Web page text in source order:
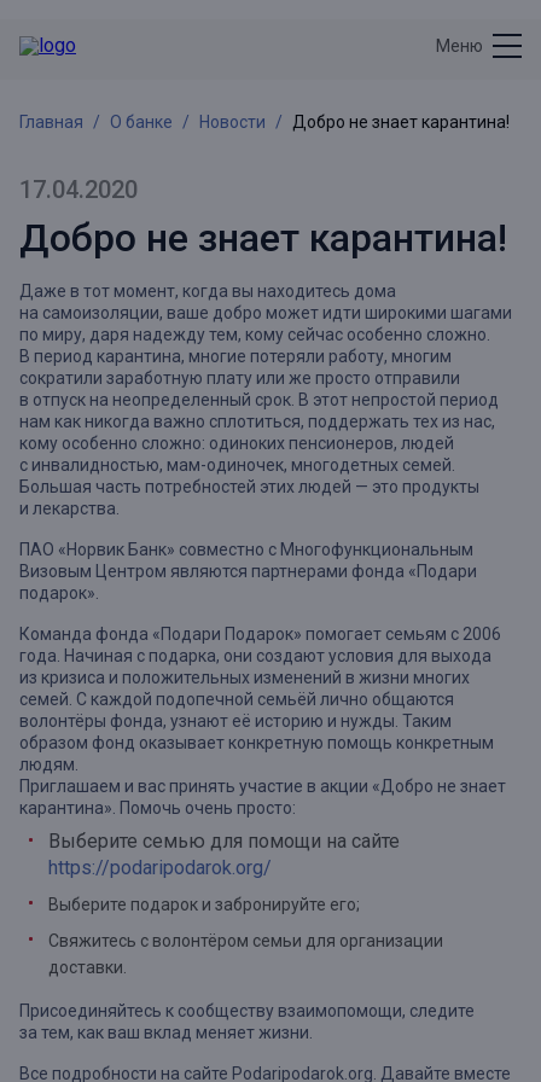
Меню
Главная О банке Новости Добро не знает карантина!
17.04.2020
Добро не знает карантина!
Даже в тот момент, когда вы находитесь дома
на самоизоляции, ваше добро может идти широкими шагами
по миру, даря надежду тем, кому сейчас особенно сложно.
В период карантина, многие потеряли работу, многим
сократили заработную плату или же просто отправили
в отпуск на неопределенный срок. В этот непростой период
нам как никогда важно сплотиться, поддержать тех из нас,
кому особенно сложно: одиноких пенсионеров, людей
с инвалидностью, мам-одиночек, многодетных семей.
Большая часть потребностей этих людей — это продукты
и лекарства.
ПАО «Норвик Банк» совместно с Многофункциональным
Визовым Центром являются партнерами фонда «Подари
подарок».
Команда фонда «Подари Подарок» помогает семьям с 2006
года. Начиная с подарка, они создают условия для выхода
из кризиса и положительных изменений в жизни многих
семей. С каждой подопечной семьёй лично общаются
волонтёры фонда, узнают её историю и нужды. Таким
образом фонд оказывает конкретную помощь конкретным
людям.
Приглашаем и вас принять участие в акции «Добро не знает
карантина». Помочь очень просто:
Выберите семью для помощи на сайте
https://podaripodarok.org/
Выберите подарок и забронируйте его;
Свяжитесь с волонтёром семьи для организации
доставки.
Присоединяйтесь к сообществу взаимопомощи, следите
за тем, как ваш вклад меняет жизни.
Все подробности на сайте Podaripodarok.org. Давайте вместе